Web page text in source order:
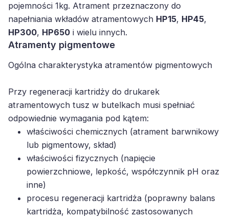
pojemności 1kg. Atrament przeznaczony do
napełniania wkładów atramentowych HP15, HP45,
HP300, HP650 i wielu innych.
Atramenty pigmentowe
Ogólna charakterystyka atramentów pigmentowych
Przy regeneracji kartridży do drukarek
atramentowych tusz w butelkach musi spełniać
odpowiednie wymagania pod kątem:
właściwości chemicznych (atrament barwnikowy
lub pigmentowy, skład)
właściwości fizycznych (napięcie
powierzchniowe, lepkość, współczynnik pH oraz
inne)
procesu regeneracji kartridża (poprawny balans
kartridża, kompatybilność zastosowanych